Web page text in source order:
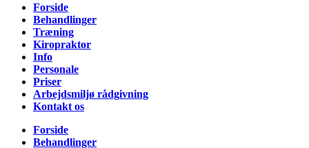
Forside
Behandlinger
Træning
Kiropraktor
Info
Personale
Priser
Arbejdsmiljø rådgivning
Kontakt os
Forside
Behandlinger